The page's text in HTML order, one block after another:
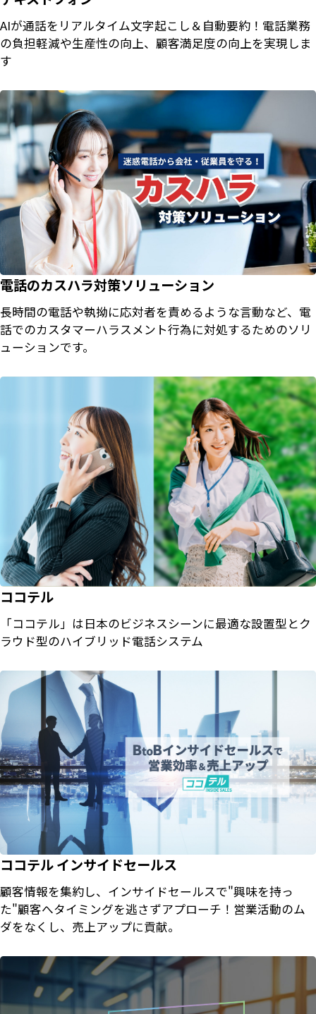
AIが通話をリアルタイム文字起こし＆自動要約！電話業務
の負担軽減や生産性の向上、顧客満足度の向上を実現しま
す
電話のカスハラ対策ソリューション
長時間の電話や執拗に応対者を責めるような言動など、電
話でのカスタマーハラスメント行為に対処するためのソリ
ューションです。
ココテル
「ココテル」は日本のビジネスシーンに最適な設置型とク
ラウド型のハイブリッド電話システム
ココテル インサイドセールス
顧客情報を集約し、インサイドセールスで"興味を持っ
た"顧客へタイミングを逃さずアプローチ！営業活動のム
ダをなくし、売上アップに貢献。